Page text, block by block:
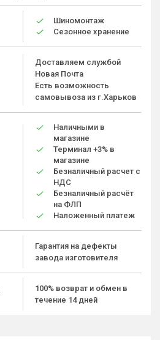
Шиномонтаж
Сезонное хранение
Доставляем службой
Новая Почта
Есть возможность
самовывоза из г.Харьков
Наличными в
магазине
Терминал +3% в
магазине
Безналичный расчет с
НДС
Безналичный расчёт
на ФЛП
Наложенный платеж
Гарантия на дефекты
завода изготовителя
100% возврат и обмен в
течение 14 дней